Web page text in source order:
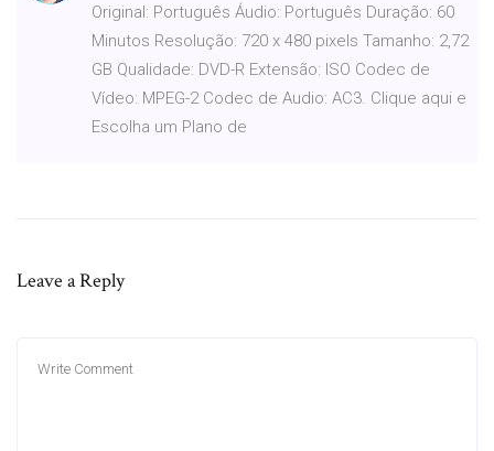
Original: Português Áudio: Português Duração: 60
Minutos Resolução: 720 x 480 pixels Tamanho: 2,72
GB Qualidade: DVD-R Extensão: ISO Codec de
Vídeo: MPEG-2 Codec de Audio: AC3. Clique aqui e
Escolha um Plano de
Leave a Reply